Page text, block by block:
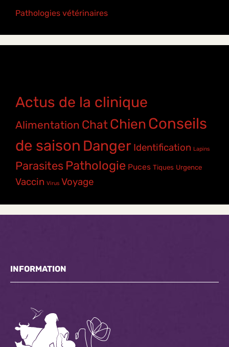
Pathologies vétérinaires
Actus de la clinique
Alimentation ChatChien Conseils
de saison Danger Identification Lapins
Parasites Pathologie Puces Tiques Urgence
Vaccin Virus Voyage
INFORMATION